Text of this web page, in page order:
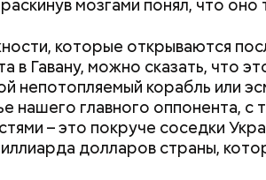
мозгами понял, что оно
которые открываются
в Гавану, можно сказать, что
непотопляемый корабль или
нашего главного оппонента, с
– это покруче соседки
долларов страны,
Как узнать, снесут ли дом по
реновации в Москве: где
искать информацию и сроки